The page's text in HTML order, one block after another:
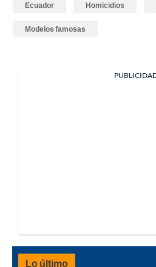
Ecuador Homicidios
Modelos famosas
Lo último